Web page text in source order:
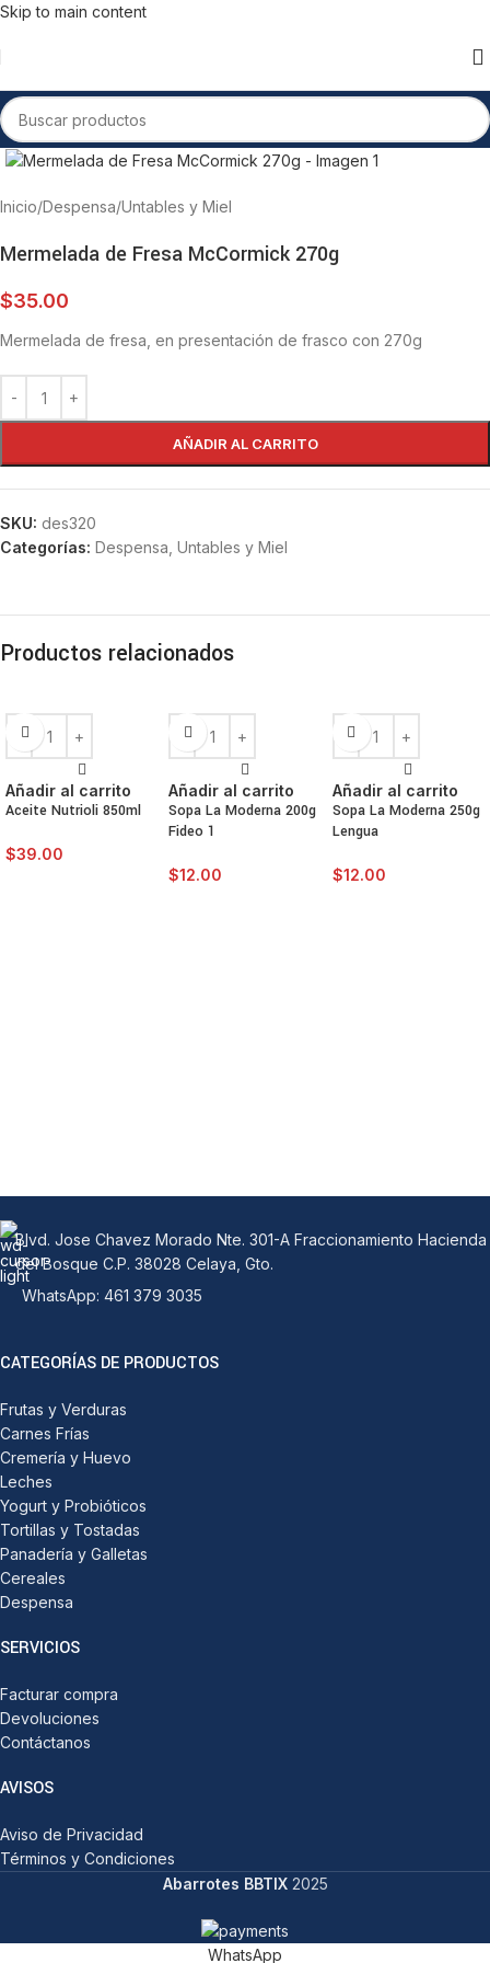
Skip to main content
Inicio/Despensa/Untables y Miel
Mermelada de Fresa McCormick 270g
$35.00
Mermelada de fresa, en presentación de frasco con 270g
AÑADIR AL CARRITO
SKU: des320
Categorías: Despensa Untables y Miel
Productos relacionados
Añadir al carrito
Aceite Nutrioli 850ml
$39.00
Añadir al carrito
Sopa La Moderna 200g
Fideo 1
$12.00
Añadir al carrito
Sopa La Moderna 250g
Lengua
$12.00
Blvd. Jose Chavez Morado Nte. 301-A Fraccionamiento Hacienda
del Bosque C.P. 38028 Celaya, Gto.
WhatsApp: 461 379 3035
CATEGORÍAS DE PRODUCTOS
Frutas y Verduras
Carnes Frías
Cremería y Huevo
Leches
Yogurt y Probióticos
Tortillas y Tostadas
Panadería y Galletas
Cereales
Despensa
SERVICIOS
Facturar compra
Devoluciones
Contáctanos
AVISOS
Aviso de Privacidad
Términos y Condiciones
Abarrotes BBTIX2025
WhatsApp